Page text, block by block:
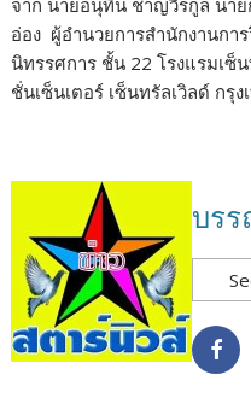
จาก นายอนุทิน ชาญวีรกูล นา
อ่อง ผู้อำนวยการสำนักงานก
นิทรรศการ ชั้น 22 โรงแรมเซ็
ชั่นเซ็นเตอร์ เซ็นทรัลเวิลด์ กรุง
บร